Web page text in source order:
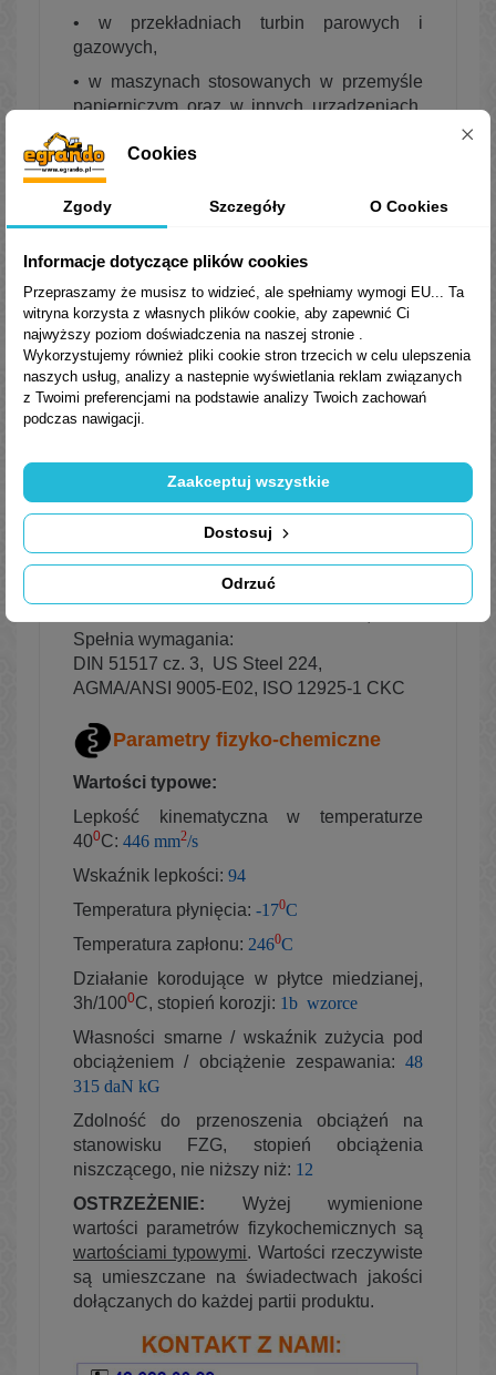
• w przekładniach turbin parowych i
gazowych,
• w maszynach stosowanych w przemyśle
papierniczym oraz w innych urządzeniach,
użycia olejów o zwiększonej wytrzymałości
warstwy smarnej na obciążenie (oleje
zawierają dodatki EP - Extreme Pressure),
dobrej stabilności termooksydacyjnej przy
zastosowaniu w wyższych temperaturach i
dobrych właściwościach
przeciwkorozyjnych (względem żelaza i
metali nieżelaznych) oraz deemulgujących.
Oleje Transol CLP 460 mogą być
stosowane w przypadkach, gdy przekładnie
narażone są na agresywne działanie
jak również zmienne temperatury otoczenia
(dźwigi, wciągarki, itp.).
Normy, aprobaty, specyfikacje
Spełnia wymagania:
DIN 51517 cz. 3, US Steel 224,
AGMA/ANSI 9005-E02, ISO 12925-1 CKC
Parametry fizyko-chemiczne
Wartości typowe:
Lepkość kinematyczna w temperaturze
400C: 446 mm2/s
Wskaźnik lepkości: 94
Temperatura płynięcia: -170C
Temperatura zapłonu: 2460C
Działanie korodujące w płytce miedzianej,
3h/1000C, stopień korozji: 1b wzorce
Własności smarne / wskaźnik zużycia pod
obciążeniem / obciążenie zespawania: 48
315 daN kG
Zdolność do przenoszenia obciążeń na
stanowisku FZG, stopień obciążenia
niszczącego, nie niższy niż: 12
OSTRZEŻENIE: Wyżej wymienione
wartości parametrów fizykochemicznych są
wartościami typowymi. Wartości rzeczywiste
są umieszczane na świadectwach jakości
dołączanych do każdej partii produktu.
Cookies
Zgody Szczegóły O Cookies
Informacje dotyczące plików cookies
Przepraszamy że musisz to widzieć, ale spełniamy wymogi EU... Ta
witryna korzysta z własnych plików cookie, aby zapewnić Ci
najwyższy poziom doświadczenia na naszej stronie .
Wykorzystujemy również pliki cookie stron trzecich w celu ulepszenia
naszych usług, analizy a nastepnie wyświetlania reklam związanych
z Twoimi preferencjami na podstawie analizy Twoich zachowań
podczas nawigacji.
Odrzuć
Dostosuj
Zaakceptuj wszystkie